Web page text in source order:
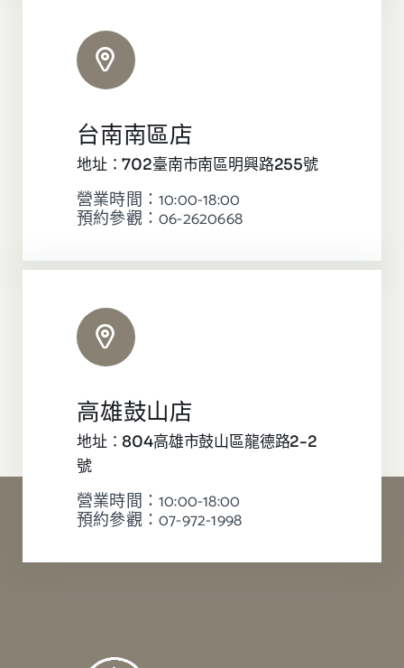
台南南區店
地址：702臺南市南區明興路255號
營業時間：10:00-18:00
預約參觀：06-2620668
高雄鼓山店
地址：804高雄市鼓山區龍德路2-2
號
營業時間：10:00-18:00
預約參觀：07-972-1998